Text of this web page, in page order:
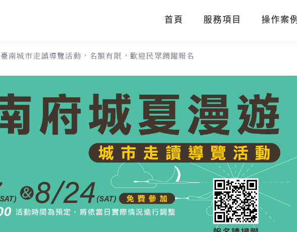
首頁 服務項目 操作案例
臺南城市走讀導覽活動，名額有限，歡迎民眾踴躍報名